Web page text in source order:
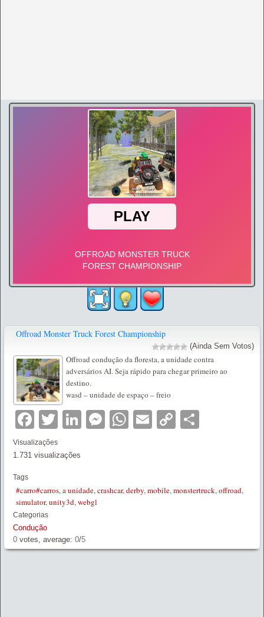
Offroad Monster Truck Forest Championship
(Ainda Sem Votos)
Offroad condução da floresta, a unidade contra
adversários AI. Seja rápido para chegar primeiro ao
destino.
wasd – unidade de espaço – freio
Facebook
TwitterLinkedIn
Messenger
WhatsApp
EmailCopy
Visualizações
1.731 visualizações
Tags
#carro#carros,a unidade,crashcar,derby,mobile,monstertruck,offroad,
simulator,unity3d,webgl
Categorias
Condução
0 votes, average: 0/5